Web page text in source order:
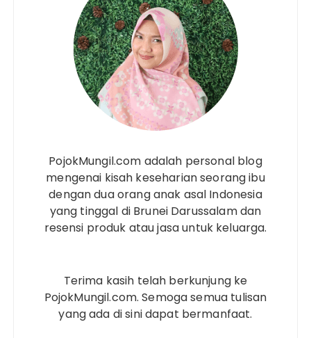
PojokMungil.com adalah personal blog
mengenai kisah keseharian seorang ibu
dengan dua orang anak asal Indonesia
yang tinggal di Brunei Darussalam dan
resensi produk atau jasa untuk keluarga.
Terima kasih telah berkunjung ke
PojokMungil.com. Semoga semua tulisan
yang ada di sini dapat bermanfaat.